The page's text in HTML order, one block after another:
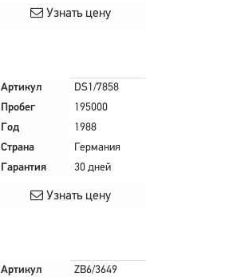
Узнать цену
Артикул
DS1/7858
Пробег
195000
Год
1988
Страна
Германия
Гарантия
30 дней
Узнать цену
Артикул
ZB6/3649